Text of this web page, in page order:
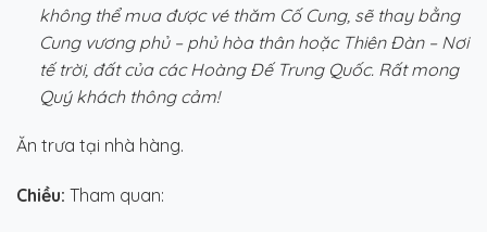
không thể mua được vé thăm Cố Cung, sẽ thay bằng
Cung vương phủ – phủ hòa thân hoặc Thiên Đàn – Nơi
tế trời, đất của các Hoàng Đế Trung Quốc. Rất mong
Quý khách thông cảm!
Ăn trưa tại nhà hàng.
Chiều: Tham quan: